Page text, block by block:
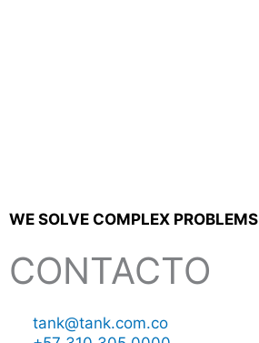
WE SOLVE COMPLEX PROBLEMS
CONTACTO
tank@tank.com.co